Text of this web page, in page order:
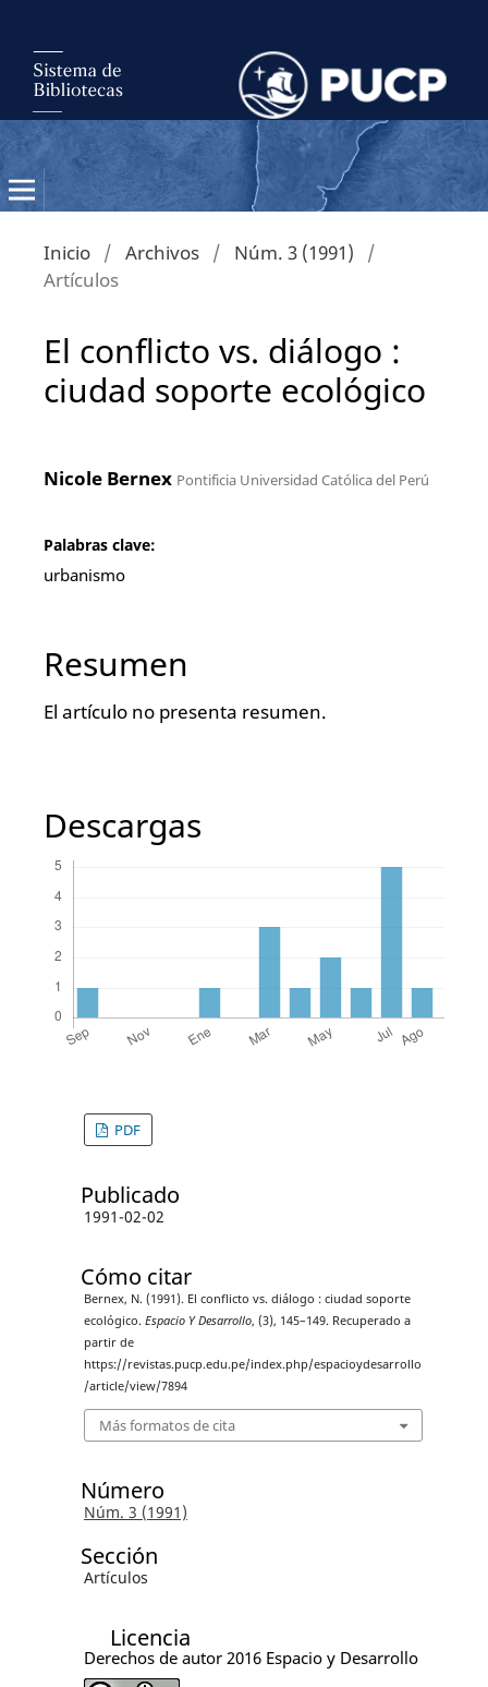
Inicio / Archivos / Núm. 3 (1991)
/
Artículos
El conflicto vs. diálogo :
ciudad soporte ecológico
Nicole Bernex Pontificia Universidad Católica del Perú
Palabras clave:
urbanismo
Resumen
El artículo no presenta resumen.
Descargas
PDF
Publicado
1991-02-02
Cómo citar
Bernex, N. (1991). El conflicto vs. diálogo : ciudad soporte
ecológico. Espacio Y Desarrollo, (3), 145–149. Recuperado a
partir de
https://revistas.pucp.edu.pe/index.php/espacioydesarrollo
/article/view/7894
Más formatos de cita
Número
Núm. 3 (1991)
Sección
Artículos
Licencia
Derechos de autor 2016 Espacio y Desarrollo